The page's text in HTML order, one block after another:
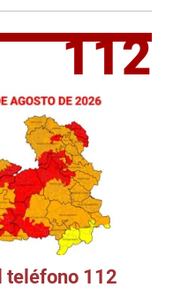
112
teléfono 112